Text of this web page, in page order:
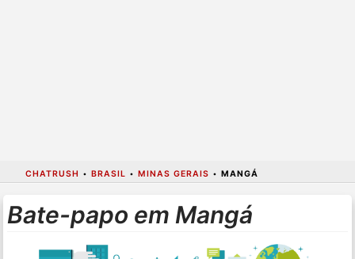
CHATRUSH • BRASIL • MINAS GERAIS • MANGÁ
Bate-papo em Mangá